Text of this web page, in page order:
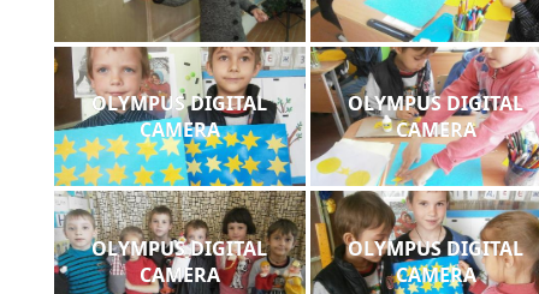
OLYMPUS DIGITAL
CAMERA
OLYMPUS DIGITAL
CAMERA
OLYMPUS DIGITAL
CAMERA
OLYMPUS DIGITAL
CAMERA